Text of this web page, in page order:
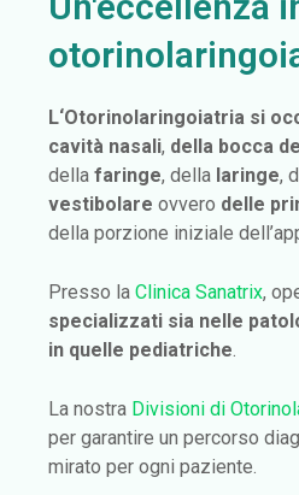
L‘Otorinolaringoiatria si
cavità nasali, della bocca
della faringe, della laringe,
vestibolare ovvero delle
della porzione iniziale
Presso la Clinica Sanatrix,
specializzati sia nelle
in quelle pediatriche
La nostra Divisioni di
per garantire un percorso
mirato per ogni paziente.